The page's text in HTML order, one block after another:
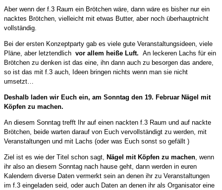
Aber wenn der f.3 Raum ein Brötchen wäre, dann wäre es bisher nur ein
nacktes Brötchen, vielleicht mit etwas Butter, aber noch überhauptnicht
vollständig.
Bei der ersten Konzeptparty gab es viele gute Veranstaltungsideen, viele
Pläne, aber letztendlich vor allem heiße Luft. An leckeren Lachs für ein
Brötchen zu denken ist das eine, ihn dann auch zu besorgen das andere,
so ist das mit f.3 auch, Ideen bringen nichts wenn man sie nicht
umsetzt…
Deshalb laden wir Euch ein, am Sonntag den 19. Februar Nägel mit
Köpfen zu machen.
An diesem Sonntag trefft Ihr auf einen nackten f.3 Raum und auf nackte
Brötchen, beide warten darauf von Euch vervollständigt zu werden, mit
Veranstaltungen und mit Lachs (oder was Euch sonst so gefällt )
Ziel ist es wie der Titel schon sagt, Nägel mit Köpfen zu machen , wenn
ihr also an diesem Sonntag nach hause geht, dann werden in euren
Kalendern diverse Daten vermerkt sein an denen ihr zu Veranstaltungen
im f.3 eingeladen seid, oder auch Daten an denen ihr als Organisator eine